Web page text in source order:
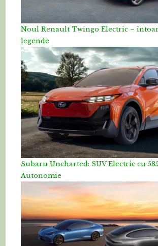
Noul Renault Twingo Electric –
legende
Subaru Uncharted: SUV Electric cu
Autonomie